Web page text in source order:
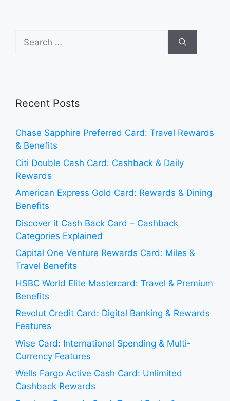
Search
for:
Recent Posts
Chase Sapphire Preferred Card: Travel Rewards
& Benefits
Citi Double Cash Card: Cashback & Daily
Rewards
American Express Gold Card: Rewards & Dining
Benefits
Discover it Cash Back Card – Cashback
Categories Explained
Capital One Venture Rewards Card: Miles &
Travel Benefits
HSBC World Elite Mastercard: Travel & Premium
Benefits
Revolut Credit Card: Digital Banking & Rewards
Features
Wise Card: International Spending & Multi-
Currency Features
Wells Fargo Active Cash Card: Unlimited
Cashback Rewards